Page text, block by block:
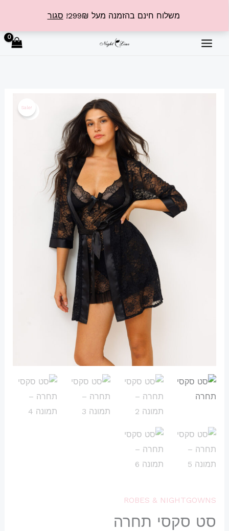
משלוח חינם בהזמנה מעל 299₪! סגור
Sale!
ROBES & NIGHTGOWNS
סט סקסי תחרה
המקורי
היה:
₪319.99.
המחיר
הנוכחי
הוא:
₪224.99.